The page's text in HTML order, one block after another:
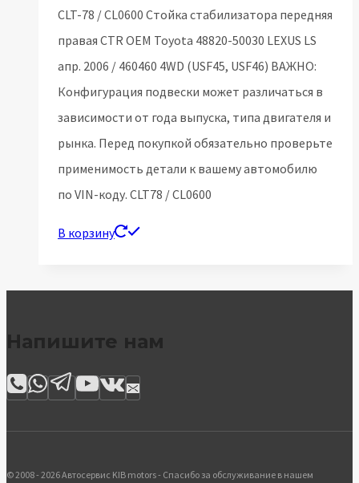
CLT-78 / CL0600 Стойка стабилизатора передняя
правая CTR OEM Toyota 48820-50030 LEXUS LS
апр. 2006 / 460460 4WD (USF45, USF46) ВАЖНО:
Конфигурация подвески может различаться в
зависимости от года выпуска, типа двигателя и
рынка. Перед покупкой обязательно проверьте
применимость детали к вашему автомобилю
по VIN-коду. CLT78 / CL0600
В корзину
Напишите нам
© 2008 - 2026 Автосервис KIB motors - Спасибо за обслуживание в нашем